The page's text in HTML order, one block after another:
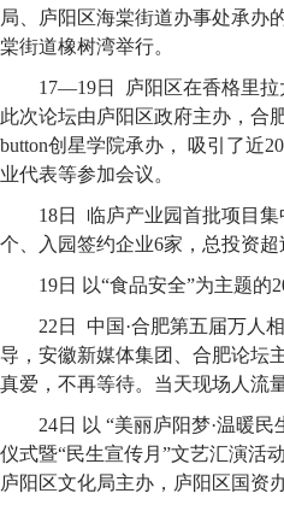
局、庐阳区海棠街道办事处承办
棠街道橡树湾举行。
17—19日 庐阳区在香格里拉
此次论坛由庐阳区政府主办，合
button创星学院承办， 吸引了近
业代表等参加会议。
18日 临庐产业园首批项目
个、入园签约企业6家，总投资
19日 以“食品安全”为主题
22日 中国·合肥第五届万人
导，安徽新媒体集团、合肥论坛
真爱，不再等待。当天现场人流
24日 以 “美丽庐阳梦·温暖
仪式暨“民生宣传月”文艺汇演活
庐阳区文化局主办，庐阳区国资